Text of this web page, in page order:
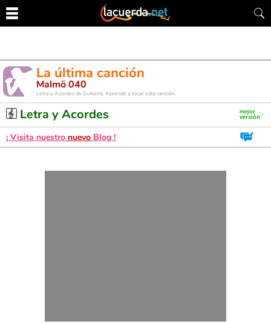
La última canción
Malmö 040
Letra y Acordes de Guitarra. Aprende a tocar esta canción
Letra y Acordes
¡ Visita nuestro nuevo Blog !